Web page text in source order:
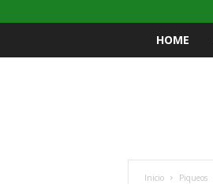
HOME
Inicio Piqueos